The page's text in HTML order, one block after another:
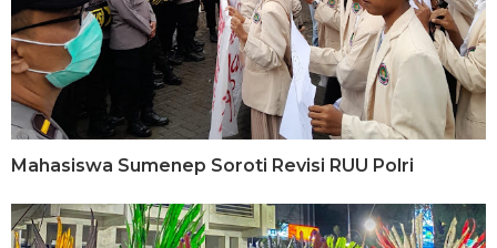
Mahasiswa Sumenep Soroti Revisi RUU Polri